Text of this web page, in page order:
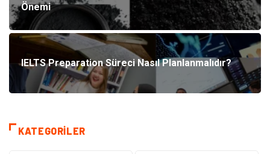
Önemi
IELTS Preparation Süreci Nasıl Planlanmalıdır?
KATEGORILER